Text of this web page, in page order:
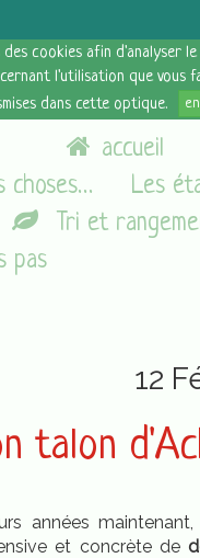
cookies afin d'analyser
l'utilisation que vous
dans cette optique.
accueil
février 2018]
Tri et
pas
12
talon
années
et concrète de